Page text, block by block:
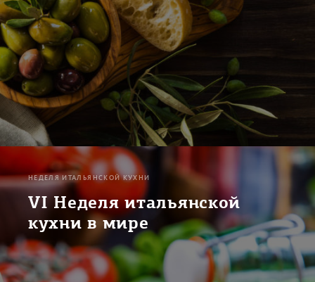
НЕДЕЛЯ ИТАЛЬЯНСКОЙ КУХНИ
VI Неделя итальянской
кухни в мире